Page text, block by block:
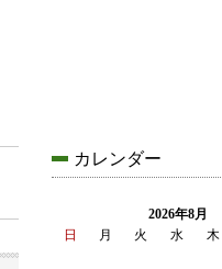
カレンダー
2026年8月
日
月 火 水 木